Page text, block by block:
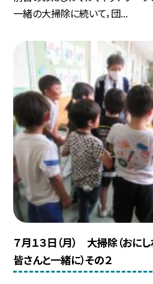
一緒の大掃除に続いて，団...
７月１３日（月） 大掃除（おに
皆さんと一緒に）その２